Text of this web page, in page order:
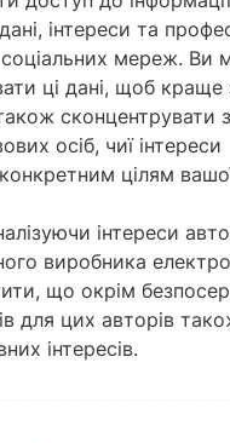
інтереси та
соціальних мереж. Ви
ці дані, щоб краще
сконцентрувати
осіб, чиї інтереси
цілям
інтереси
виробника
що окрім
для цих авторів
інтересів.